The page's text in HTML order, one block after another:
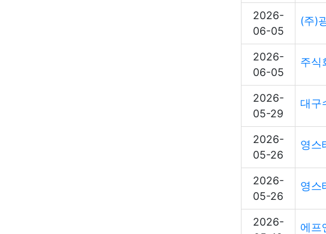
2026-
06-05
2026-
06-05
2026-
05-29
대구
2026-
05-26
영스
2026-
05-26
영스
2026-